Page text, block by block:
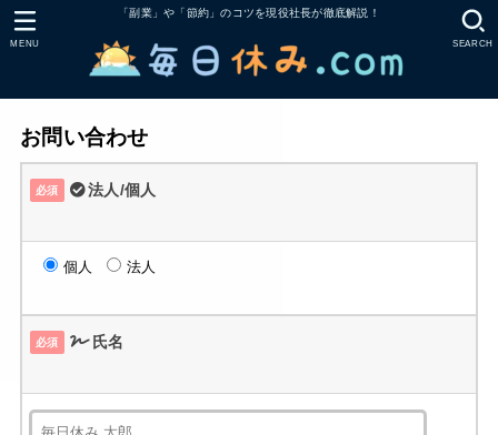
「副業」や「節約」のコツを現役社長が徹底解説！
SEARCH
MENU
お問い合わせ
必須 法人/個人
個人 法人
必須 氏名